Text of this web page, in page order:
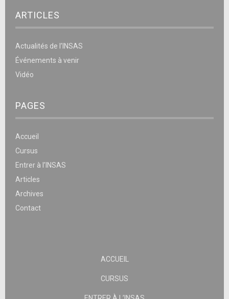
ARTICLES
Actualités de l’INSAS
Événements à venir
Vidéo
PAGES
Accueil
Cursus
Entrer à l’INSAS
Articles
Archives
Contact
ACCUEIL
CURSUS